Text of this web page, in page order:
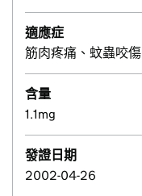
適應症
筋肉疼痛、蚊蟲咬
含量
1.1mg
發證日期
2002-04-26